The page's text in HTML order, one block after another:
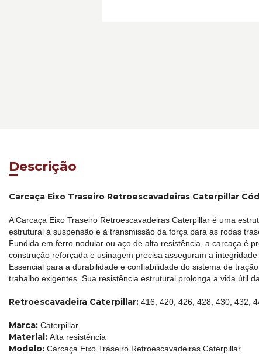
Descrição
Carcaça Eixo Traseiro Retroescavadeiras Caterpillar
A Carcaça Eixo Traseiro Retroescavadeiras Caterpillar é uma
estrutural à suspensão e à transmissão da força para as rodas
Fundida em ferro nodular ou aço de alta resistência, a carcaça é
construção reforçada e usinagem precisa asseguram a
Essencial para a durabilidade e confiabilidade do sistema de
trabalho exigentes. Sua resistência estrutural prolonga a vida útil
Retroescavadeira Caterpillar: 416, 420, 426, 428, 430, 432,
Marca: Caterpillar
Material: Alta resistência
Modelo: Carcaça Eixo Traseiro Retroescavadeiras Caterpillar